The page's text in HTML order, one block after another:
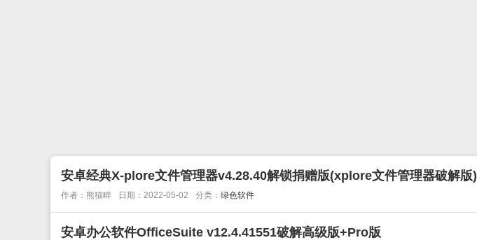
安卓经典X-plore文件管理器v4.28.40解锁捐赠版(xplore文件管理器破解版)
作者：熊猫畔 日期：2022-05-02 分类： 绿色软件
安卓办公软件OfficeSuite v12.4.41551破解高级版+Pro版